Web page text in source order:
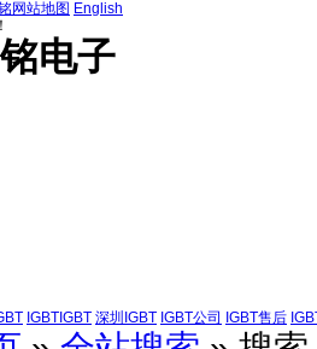
网站地图 English
电子
IGBTIGBT 深圳IGBT IGBT公司 IGBT售后